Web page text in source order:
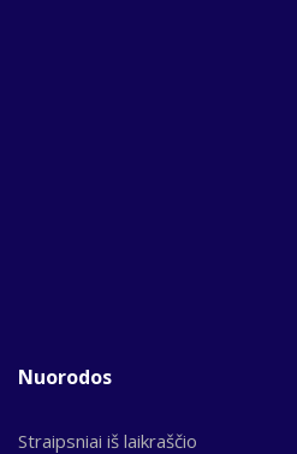
Nuorodos
Straipsniai iš laikraščio